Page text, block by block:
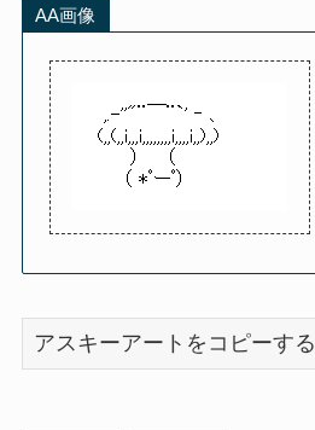
AA画像
アスキーアートをコピーする